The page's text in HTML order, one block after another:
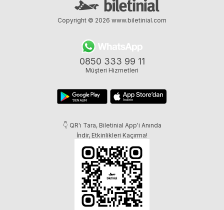
0850 333 99 11
Müşteri Hizmetleri
👇 QR'ı Tara, Biletinial App'i Anında
İndir, Etkinlikleri Kaçırma!
Copyright © 2026 www.biletinial.com